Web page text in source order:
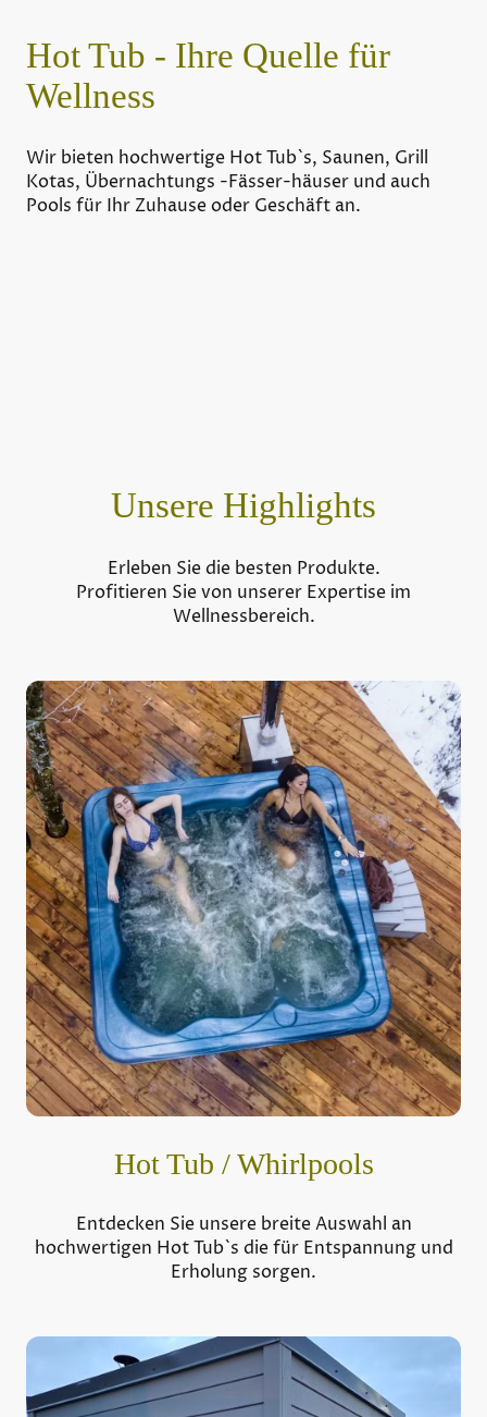
Hot Tub - Ihre Quelle für
Wellness
Wir bieten hochwertige Hot Tub`s, Saunen, Grill
Kotas, Übernachtungs -Fässer-häuser und auch
Pools für Ihr Zuhause oder Geschäft an.
Unsere Highlights
Erleben Sie die besten Produkte.
Profitieren Sie von unserer Expertise im
Wellnessbereich.
Hot Tub / Whirlpools
Entdecken Sie unsere breite Auswahl an
hochwertigen Hot Tub`s die für Entspannung und
Erholung sorgen.